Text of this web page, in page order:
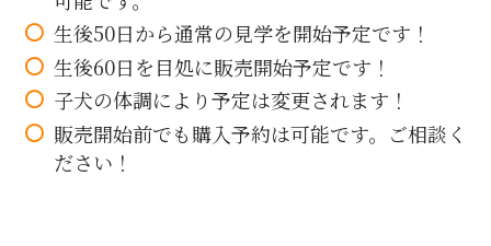
生後50日から通常の見学を開始予定です！
生後60日を目処に販売開始予定です！
子犬の体調により予定は変更されます！
販売開始前でも購入予約は可能です。ご相談く
ださい！